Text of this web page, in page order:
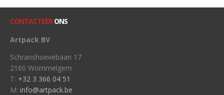
CONTACTEERONS
Artpack BV
Schranshoevebaan 17
2160 Wommelgem
T: +32 3 366 04 51
M: info@artpack.be